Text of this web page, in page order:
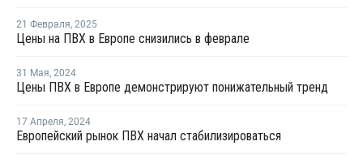
21 Февраля, 2025
Цены на ПВХ в Европе снизились в феврале
31 Мая, 2024
Цены ПВХ в Европе демонстрируют понижательный тренд
17 Апреля, 2024
Европейский рынок ПВХ начал стабилизироваться